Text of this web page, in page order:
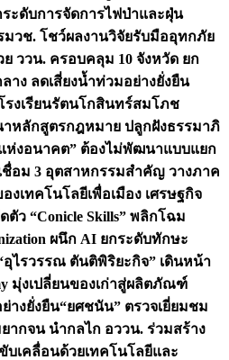
ะดับการจัดการไฟป่าและฝุ่น
มวช. โชว์ผลงานวิจัยรับมืออุทกภัย
ววน. ครอบคลุม 10 จังหวัด ยก
าง ลดเสี่ยงน้ำท่วมอย่างยั่งยืน
งเรียนรัตนโกสินทร์สมโภช
หลักสูตรกฎหมาย ปลูกฝังธรรมาภิ
ห่งอนาคต” ต้องไม่พัฒนาแบบแยก
ชื่อม 3 อุตสาหกรรมสำคัญ วางภาค
เทคโนโลยีเพื่อเมือง เศรษฐกิจ
ดตัว “Conicle Skills” พลิกโฉม
ผนึก AI ยกระดับทักษะ
อุไรวรรณ ตันติพิริยะกิจ” เดินหน้า
มุ่งเปลี่ยนของเก่าสู่ผลิตภัณฑ์
างยั่งยืน“ยศชนัน” ตรวจเยี่ยมชม
กจน นำกลไก อววน. ร่วมสร้าง
เคลื่อนด้วยเทคโนโลยีและ